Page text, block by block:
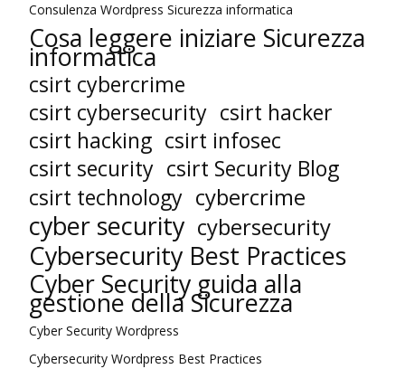
Consulenza Wordpress Sicurezza informatica
Cosa leggere iniziare Sicurezza
informatica
csirt cybercrime
csirt cybersecurity csirt hacker
csirt hacking csirt infosec
csirt security csirt Security Blog
csirt technology cybercrime
cyber security cybersecurity
Cybersecurity Best Practices
Cyber Security guida alla
gestione della Sicurezza
Cyber Security Wordpress
Cybersecurity Wordpress Best Practices